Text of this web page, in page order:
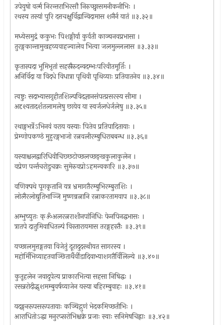
उपेयुषो वर्त्म निरन्तराभिरसौ निरुच्छ्वासमनीकनीभिः ।
रथस्य तस्यां पुरि दत्तचक्षुर्विद्वान्विदामास शनैर्न यातं ॥३.३२॥
मध्येसमुद्रं ककुभः पिशङ्गीर्या कुर्वती काञ्चनवप्रभासा ।
तुरङ्गकान्तामुखहव्यवाहज्वालेव भित्वा जलमुल्ललास ॥३.३३॥
कृतास्पदा भूमिभृतां सहस्रैरुदन्वदम्भःपरिवीतमूर्तिः ।
अनिर्विदा या विदधे विधात्रा पृथिवी पृथिव्याः प्रतियातनेव ॥३.३४॥
त्वष्टुः सदाभ्यासगृहीतशिल्पविदज्ञानसंपत्प्रसरस्य सीमा ।
अदृश्यतादर्शतलामलेषु छायेव या स्वर्जलधेर्जलेषु ॥३.३५॥
रथाङ्गभर्त्रेऽभिनवं वराय यस्याः पितेव प्रतिपादितायाः ।
प्रेम्णोपकण्ठं मुहुरङ्गभाजो रत्नवलीरम्बुधिराबबन्ध ॥३.३६॥
यस्याश्चलद्वारिधिवीचिछ्छटोच्छलच्छङ्खकुलाकुलेन ।
वप्रेण पर्न्तचरोडुचक्रः सुमेरुवप्रोऽहमन्वकारि ॥३.३७॥
वणिक्पथे पूगकृतानि यत्र भ्रमागतैरम्बुभिरम्बुराशिः ।
लोलैरलोद्युतिभाञ्जि मुष्णन्रत्नानि रत्नाकरतामवाप ॥३.३८॥
अम्भुच्युतः क्ॐअलरत्नराशीनपांनिधिः फेनपिनद्धभासः ।
त्रातपे दातुमिवाधितल्पं विस्तारायमास तरङ्गहस्तैः ॥३.३९॥
यच्छालमुत्तङ्गतया विजेतुं दूरादुदस्थीयत सागरस्य ।
महोर्मिभिव्याहतवाञ्छितार्थैर्वीडादिवाभ्याशगतैर्विलिल्ये ॥३.४०॥
कुतूहलेन जवादुपेत्य प्राकारभित्या सहसा निषिद्धः ।
रसन्नरोदीद्भृशमम्बुवर्षव्याजेन यस्या बहिरम्बुवाहः ॥३.४१॥
यदङ्गनरूपसरूपतायाः कञ्चिद्गुणं भेदकमिच्छतीभिः ।
आराधितोऽद्धा मनुरप्सरोभिश्चक्रे प्रजाः स्वाः सनिमेषचिह्नाः ॥३.४२॥